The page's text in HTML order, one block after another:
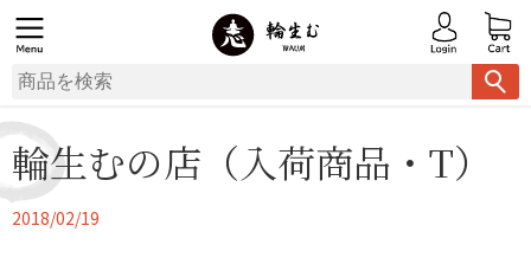
輪生むの店（入荷商品・T）
2018/02/19